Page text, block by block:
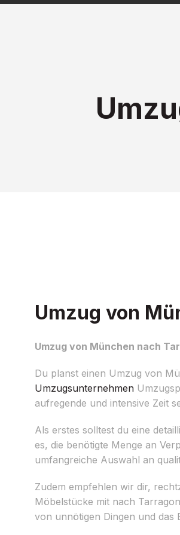
Umzug von
Umzug von München nach
Du planst einen Umzug von
Umzugsunternehmen
aufregende und intensive Zeit
Als erstes solltest du eine
es, die benötigte Menge an
umfangreiche Auswahl an
Zudem empfehlen wir dir,
Möbelstücke mit nach
von unnötigen Dingen und